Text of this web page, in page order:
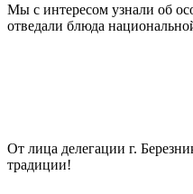
Мы с интересом узнали об
отведали блюда
От лица делегации г.
традиции!